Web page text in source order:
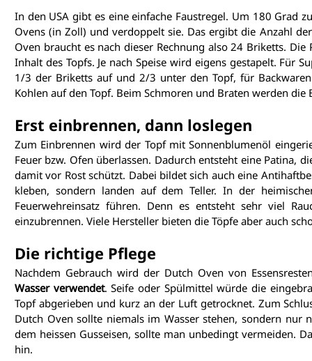
In den USA gibt es eine einfache Faustregel. Um 180 Grad
Ovens (in Zoll) und verdoppelt sie. Das ergibt die Anzahl
Oven braucht es nach dieser Rechnung also 24 Briketts.
Inhalt des Topfs. Je nach Speise wird eigens gestapelt. Für
1/3 der Briketts auf und 2/3 unter den Topf, für
Kohlen auf den Topf. Beim Schmoren und Braten werden
Erst einbrennen, dann loslegen
Zum Einbrennen wird der Topf mit Sonnenblumenöl
Feuer bzw. Ofen überlassen. Dadurch entsteht eine Patina,
damit vor Rost schützt. Dabei bildet sich auch eine
kleben, sondern landen auf dem Teller. In der
Feuerwehreinsatz führen. Denn es entsteht sehr viel
einzubrennen. Viele Hersteller bieten die Töpfe aber auch
Die richtige Pflege
Nachdem Gebrauch wird der Dutch Oven von
Wasser verwendet. Seife oder Spülmittel würde die
Topf abgerieben und kurz an der Luft getrocknet. Zum
Dutch Oven sollte niemals im Wasser stehen, sondern nur
dem heissen Gusseisen, sollte man unbedingt vermeiden.
hin.